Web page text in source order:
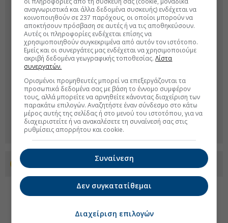
Προσθέστε το euro2day.gr στο Discover
αναγνωριστικά και άλλα δεδομένα συσκευής) ενδέχεται να
κοινοποιηθούν σε 237 παρόχους, οι οποίοι μπορούν να
αποκτήσουν πρόσβαση σε αυτές ή να τις αποθηκεύσουν.
Αυτές οι πληροφορίες ενδέχεται επίσης να
χρησιμοποιηθούν συγκεκριμένα από αυτόν τον ιστότοπο.
Εμείς και οι συνεργάτες μας ενδέχεται να χρησιμοποιούμε
ακριβή δεδομένα γεωγραφικής τοποθεσίας.Λίστα
συνεργατών.
Ορισμένοι προμηθευτές μπορεί να επεξεργάζονται τα
προσωπικά δεδομένα σας με βάση το έννομο συμφέρον
τους, αλλά μπορείτε να αρνηθείτε κάνοντας διαχείριση των
παρακάτω επιλογών. Αναζητήστε έναν σύνδεσμο στο κάτω
μέρος αυτής της σελίδας ή στο μενού του ιστοτόπου, για να
διαχειριστείτε ή να ανακαλέσετε τη συναίνεσή σας στις
ρυθμίσεις απορρήτου και cookie.
Συναίνεση
Δεν συγκατατίθεμαι
Διαχείριση επιλογών